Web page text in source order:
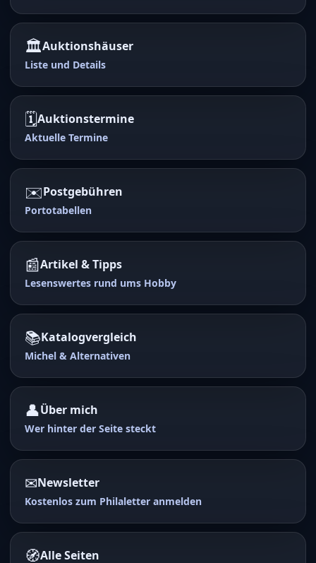
🏛️Auktionshäuser
Liste und Details
🗓️Auktionstermine
Aktuelle Termine
✉️Postgebühren
Portotabellen
📰Artikel & Tipps
Lesenswertes rund ums Hobby
📚Katalogvergleich
Michel & Alternativen
👤Über mich
Wer hinter der Seite steckt
✉Newsletter
Kostenlos zum Philaletter anmelden
🧭Alle Seiten